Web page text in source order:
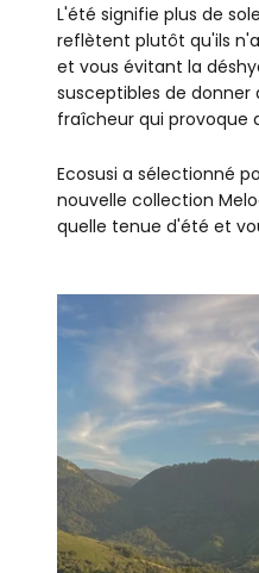
L'été signifie plus de
reflètent plutôt qu'ils
et vous évitant la
susceptibles de
fraîcheur qui provoque
Ecosusi a sélectionné
nouvelle collection
quelle tenue d'été et